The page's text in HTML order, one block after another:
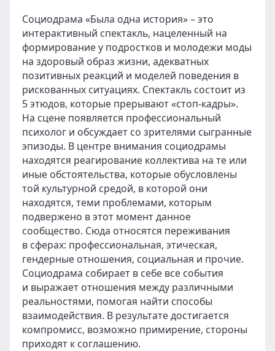
Социодрама «Была одна история» – это
интерактивный спектакль, нацеленный на
формирование у подростков и молодежи моды
на здоровый образ жизни, адекватных
позитивных реакций и моделей поведения в
рискованных ситуациях. Спектакль состоит из
5 этюдов, которые прерывают «стоп-кадры».
На сцене появляется профессиональный
психолог и обсуждает со зрителями сыгранные
эпизоды. В центре внимания социодрамы
находятся реагирование коллектива на те или
иные обстоятельства, которые обусловлены
той культурной средой, в которой они
находятся, теми проблемами, которым
подвержено в этот момент данное
сообщество. Сюда относятся переживания
в сферах: профессиональная, этическая,
гендерные отношения, социальная и прочие.
Социодрама собирает в себе все события
и выражает отношения между различными
реальностями, помогая найти способы
взаимодействия. В результате достигается
компромисс, возможно примирение, стороны
приходят к соглашению.